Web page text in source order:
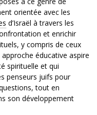
orientée avec les
d’Israël à travers les
et enrichir
y compris de ceux
éducative aspire
spirituelle et qui
penseurs juifs pour
tout en
son développement